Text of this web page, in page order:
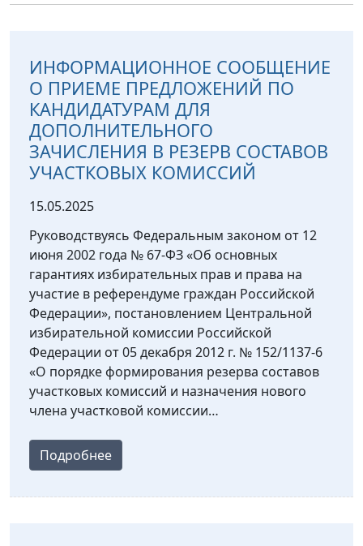
ИНФОРМАЦИОННОЕ СООБЩЕНИЕ
О ПРИЕМЕ ПРЕДЛОЖЕНИЙ ПО
КАНДИДАТУРАМ ДЛЯ
ДОПОЛНИТЕЛЬНОГО
ЗАЧИСЛЕНИЯ В РЕЗЕРВ СОСТАВОВ
УЧАСТКОВЫХ КОМИССИЙ
15.05.2025
Руководствуясь Федеральным законом от 12
июня 2002 года № 67-ФЗ «Об основных
гарантиях избирательных прав и права на
участие в референдуме граждан Российской
Федерации», постановлением Центральной
избирательной комиссии Российской
Федерации от 05 декабря 2012 г. № 152/1137-6
«О порядке формирования резерва составов
участковых комиссий и назначения нового
члена участковой комиссии…
Подробнее